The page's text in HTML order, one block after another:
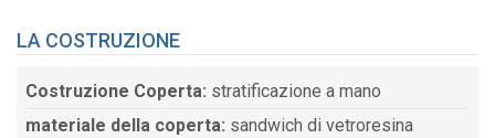
LA COSTRUZIONE
Costruzione Coperta: stratificazione a mano
materiale della coperta: sandwich di vetroresina